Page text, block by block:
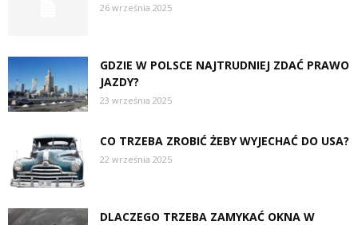
26 września 2025
GDZIE W POLSCE NAJTRUDNIEJ ZDAĆ PRAWO
JAZDY?
23 września 2025
CO TRZEBA ZROBIĆ ŻEBY WYJECHAĆ DO USA?
22 września 2025
DLACZEGO TRZEBA ZAMYKAĆ OKNA W